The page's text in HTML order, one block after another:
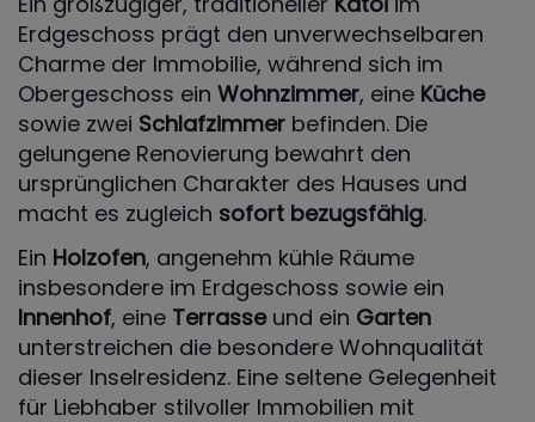
Erdgeschoss prägt den unverwechselbaren
Charme der Immobilie, während sich im
Obergeschoss ein Wohnzimmer, eine Küche
sowie zwei Schlafzimmer befinden. Die
gelungene Renovierung bewahrt den
ursprünglichen Charakter des Hauses und
macht es zugleich sofort bezugsfähig.
Ein Holzofen, angenehm kühle Räume
insbesondere im Erdgeschoss sowie ein
Innenhof, eine Terrasseund ein Garten
unterstreichen die besondere Wohnqualität
dieser Inselresidenz. Eine seltene Gelegenheit
für Liebhaber stilvoller Immobilien mit